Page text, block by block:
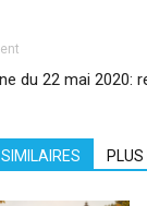
du 22 mai 2020: